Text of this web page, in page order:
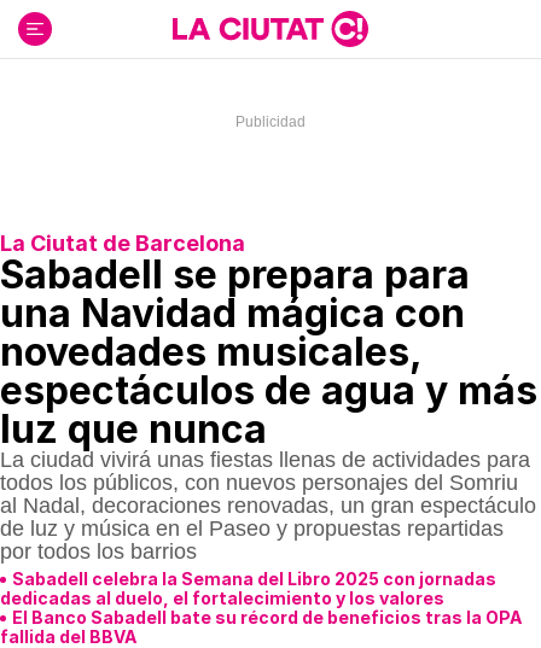
contenido
La Ciutat de Barcelona
Sabadell se prepara para
una Navidad mágica con
novedades musicales,
espectáculos de agua y más
luz que nunca
La ciudad vivirá unas fiestas llenas de actividades para
todos los públicos, con nuevos personajes del Somriu
al Nadal, decoraciones renovadas, un gran espectáculo
de luz y música en el Paseo y propuestas repartidas
por todos los barrios
Sabadell celebra la Semana del Libro 2025 con jornadas
dedicadas al duelo, el fortalecimiento y los valores
El Banco Sabadell bate su récord de beneficios tras la OPA
fallida del BBVA